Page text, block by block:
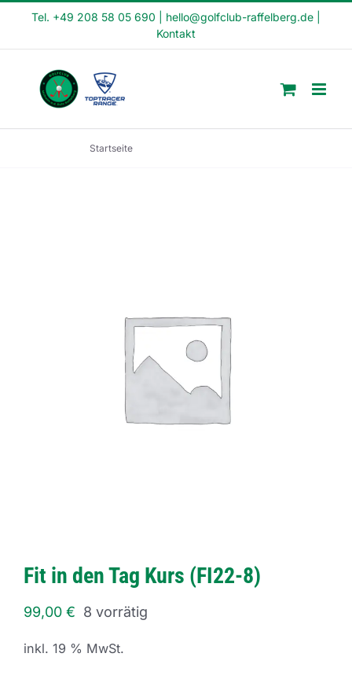
Tel. +49 208 58 05 690 hello@golfclub-raffelberg.de
Kontakt
Startseite
Fit in den Tag Kurs (FI22-8)
99,00 € 8 vorrätig
inkl. 19 % MwSt.